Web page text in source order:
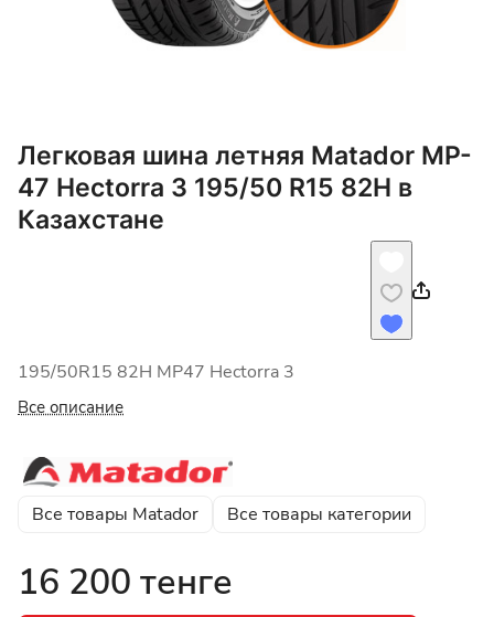
Легковая шина летняя Matador MP-
47 Hectorra 3 195/50 R15 82H в
Казахстане
195/50R15 82Н MP47 Hectorra 3
Все описание
Все товары Matador Все товары категории
16 200 тенге